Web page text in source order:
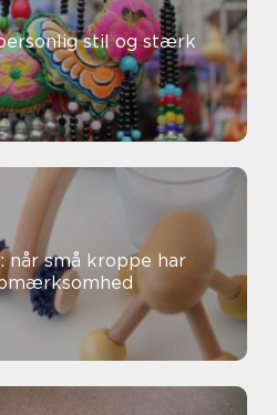
når små kroppe har